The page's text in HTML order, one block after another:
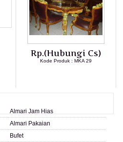
Rp.(Hubungi Cs)
Kode Produk : MKA 29
Almari Jam Hias
Almari Pakaian
Bufet